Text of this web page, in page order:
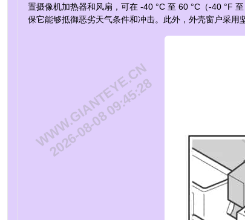
置摄像机加热器和风扇，可在 -40 °C 至 60 °C（-40 °F
保它能够抵御恶劣天气条件和冲击。此外，外壳窗户采用
WWW.GIANTEYE.CN
2026-08-08 09:45:28